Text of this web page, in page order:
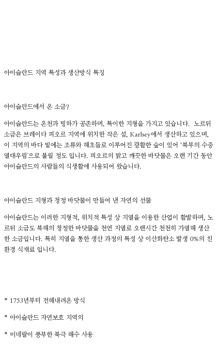
아이슬란드 지역 특성과 생산방식 특징
아이슬란드에서 온 소금?
아이슬란드는 온천과 빙하가 공존하며, 특이한 지형을 가지고 있습니다. 노르뒤
소금은 브레이다 피오르 지역에 위치한 작은 섬, Karlsey에서 생산하고 있으며,
이 지역의 바다 밑에는 조류와 해초들로 이루어진 광활한 숲이 있어 ‘북부의 수중
열대우림'으로 불릴 정도 입니다. 피오르의 맑고 깨끗한 바닷물은 오랜 기간 동안
아이슬란드의 사람들의 식생활에 사용되어 왔습니다.
아이슬란드 지형과 청정 바닷물이 만들어 낸 자연의 선물
아이슬란드는 이러한 지형적, 위치적 특성 상 지열을 이용한 산업이 활발하며, 노
르뒤 소금도 북해의 청정한 바닷물을 천연 지열로 오랜시간 천천히 가열해 생산
한 소금입니다. 특히 지열을 통한 생산 과정의 특성 상 이산화탄소 발생 0%의 친
환경 식재료 입니다.
* 1753년부터 전해내려온 방식
* 아이슬란드 자연보호 지역의
* 미네랄이 풍부한 북극 해수 사용